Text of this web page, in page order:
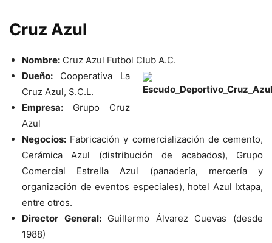
Cruz Azul
Nombre: Cruz Azul Futbol Club A.C.
Dueño: Cooperativa La
Cruz Azul, S.C.L.
Empresa: Grupo Cruz
Azul
Negocios: Fabricación y comercialización de cemento,
Cerámica Azul (distribución de acabados), Grupo
Comercial Estrella Azul (panadería, mercería y
organización de eventos especiales), hotel Azul Ixtapa,
entre otros.
Director General:Guillermo Álvarez Cuevas (desde
1988)